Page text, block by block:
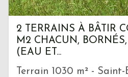
2 TERRAINS À BÂTIR
M2 CHACUN,
(EAU ET...
Terrain 1030 m² -